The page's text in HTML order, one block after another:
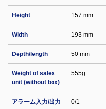
Height 157 mm
Width 193 mm
Depth/length 50 mm
Weight of sales
unit (without box)
555g
アラーム入力/出力 0/1